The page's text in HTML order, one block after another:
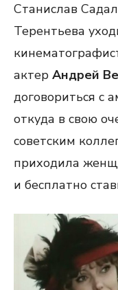
Станислав
Терентьева
актер Андрей
договориться с
откуда в свою
советским
приходила
и бесплатно